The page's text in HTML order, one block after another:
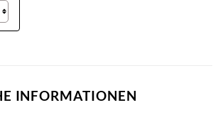
INFORMATIONEN